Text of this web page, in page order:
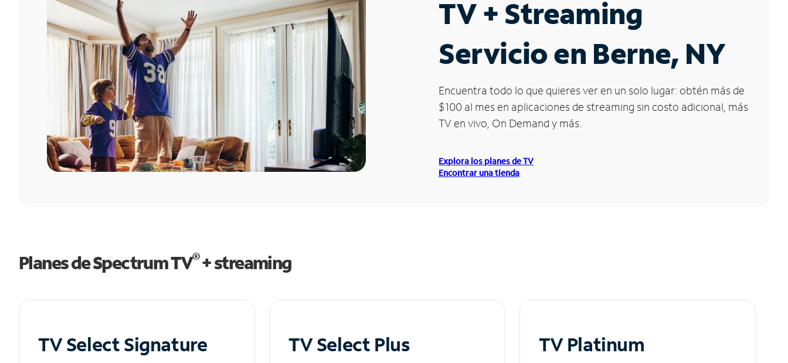
TV + Streaming
Servicio en Berne, NY
Encuentra todo lo que quieres ver en un solo lugar: obtén más de
$100 al mes en aplicaciones de streaming sin costo adicional, más
TV en vivo, On Demand y más.
Explora los planes de TV
Encontrar una tienda
Planes de Spectrum TV®+ streaming
TV Select Signature TV Select Plus TV Platinum